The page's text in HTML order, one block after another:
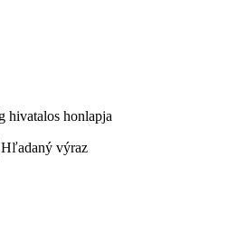
hivatalos honlapja
Hľadaný výraz